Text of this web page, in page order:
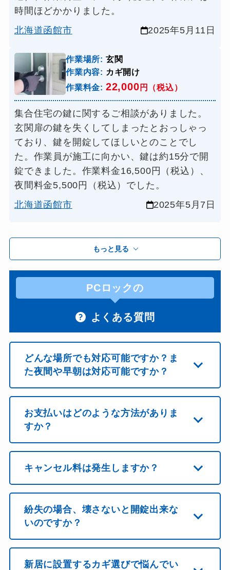
時間ほどかかりました。
北海道函館市
2025年5月11日
作業場所: 玄関
作業内容: カギ開け
作業料金: 22,000 円（税込）
集合住宅の鍵に関するご相談がありました。
玄関扉の鍵を失くしてしまったとおっしゃっ
ており、鍵を開錠してほしいとのことでし
た。作業員が施工に向かい、鍵は約15分で開
錠できました。作業料金16,500円（税込）、
夜間料金5,500円（税込）でした。
北海道函館市
2025年5月7日
もっと見る
PCロックの
よくある質問
どんな場所でも対応可能ですか？ま
た夜間や早朝は対応可能ですか？
お支払いはどのような方法がありま
すか？
キャンセル料は発生しますか？
紛失の場合、壊さないと開錠出来な
いのですか？
新居に設置するカギ選びで悩んでい